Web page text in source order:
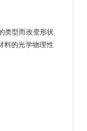
类型而改变形状
料的光学物理性